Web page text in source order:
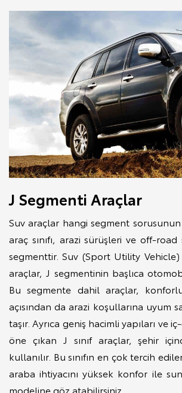
J Segmenti Araçlar
Suv araçlar hangi segment
araç sınıfı, arazi sürüşleri ve off-
segmenttir. Suv (Sport Utility
araçlar, J segmentinin başlıca
Bu segmente dahil araçlar,
açısından da arazi koşullarına uyum
taşır. Ayrıca geniş hacimli yapıları ve
öne çıkan J sınıf araçlar, şehir
kullanılır. Bu sınıfın en çok tercih
araba ihtiyacını yüksek konfor ile
modeline göz atabilirsiniz.